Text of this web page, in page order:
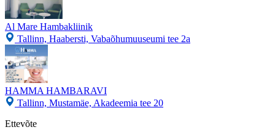
Al Mare Hambakliinik
Tallinn, Haabersti, Vabaõhumuuseumi tee 2a
HAMMA HAMBARAVI
Tallinn, Mustamäe, Akadeemia tee 20
Ettevõte